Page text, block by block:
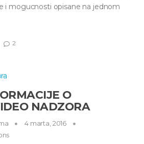
i mogucnosti opisane na jednom
2
O
NADZORA
4 marta, 2016